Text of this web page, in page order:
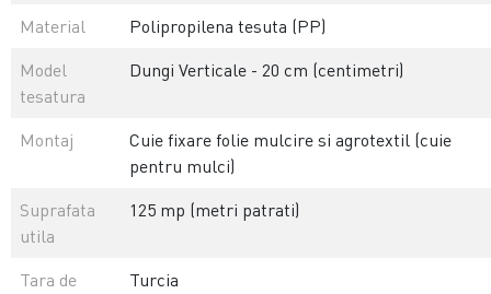
Material
Polipropilena tesuta (PP)
Model
tesatura
Dungi Verticale - 20 cm (centimetri)
Montaj
Cuie fixare folie mulcire si agrotextil (cuie
pentru mulci)
Suprafata
utila
125 mp (metri patrati)
Tara de
Turcia